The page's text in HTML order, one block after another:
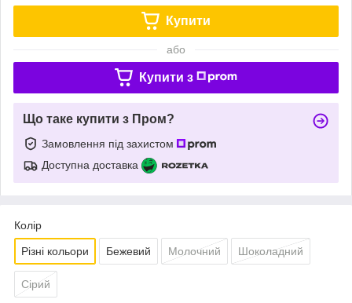
Купити
або
Купити з
Що таке купити з Пром?
Замовлення під захистом
Доступна доставка
Колір
Різні кольори Бежевий Молочний Шоколадний
Сірий